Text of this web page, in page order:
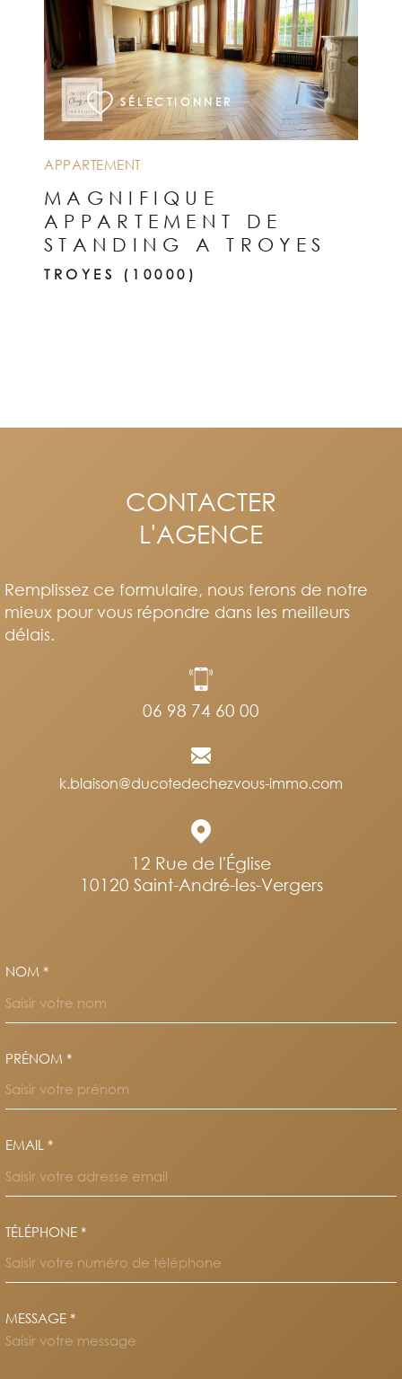
APPARTEMENT
MAGNIFIQUE
APPARTEMENT DE
STANDING A TROYES
TROYES (10000)
SÉLECTIONNER
VOIR LE BIEN
CONTACTER
L'AGENCE
Remplissez ce formulaire, nous ferons de notre
mieux pour vous répondre dans les meilleurs
délais.
06 98 74 60 00
k.blaison@ducotedechezvous-immo.com
12 Rue de l'Église
10120
Saint-André-les-Vergers
NOM *
PRÉNOM *
EMAIL *
TÉLÉPHONE *
MESSAGE *